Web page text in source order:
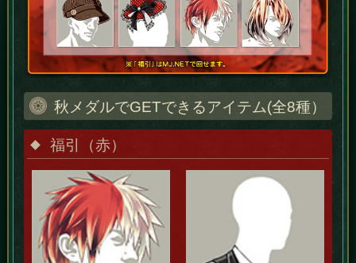
秋メダルでGETできるアイテム(全8種）
福引（赤）